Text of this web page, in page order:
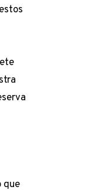
que